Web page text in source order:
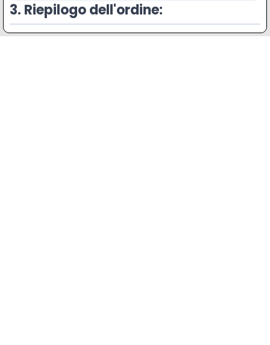
3. Riepilogo dell'ordine: